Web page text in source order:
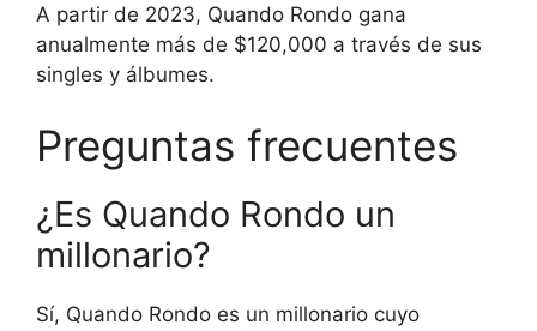
A partir de 2023, Quando Rondo gana
anualmente más de $120,000 a través de sus
singles y álbumes.
Preguntas frecuentes
¿Es Quando Rondo un
millonario?
Sí, Quando Rondo es un millonario cuyo